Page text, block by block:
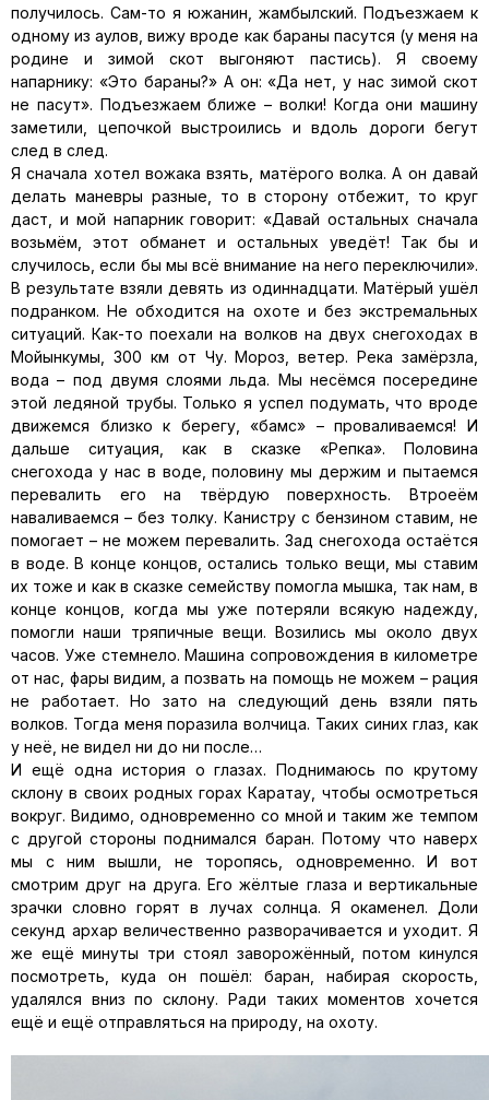
получилось. Сам-то я южанин, жамбылский. Подъезжаем к
одному из аулов, вижу вроде как бараны пасутся (у меня на
родине и зимой скот выгоняют пастись). Я своему
напарнику: «Это бараны?» А он: «Да нет, у нас зимой скот
не пасут». Подъезжаем ближе – волки! Когда они машину
заметили, цепочкой выстроились и вдоль дороги бегут
след в след.
Я сначала хотел вожака взять, матёрого волка. А он давай
делать маневры разные, то в сторону отбежит, то круг
даст, и мой напарник говорит: «Давай остальных сначала
возьмём, этот обманет и остальных уведёт! Так бы и
случилось, если бы мы всё внимание на него переключили».
В результате взяли девять из одиннадцати. Матёрый ушёл
подранком. Не обходится на охоте и без экстремальных
ситуаций. Как-то поехали на волков на двух снегоходах в
Мойынкумы, 300 км от Чу. Мороз, ветер. Река замёрзла,
вода – под двумя слоями льда. Мы несёмся посередине
этой ледяной трубы. Только я успел подумать, что вроде
движемся близко к берегу, «бамс» – проваливаемся! И
дальше ситуация, как в сказке «Репка». Половина
снегохода у нас в воде, половину мы держим и пытаемся
перевалить его на твёрдую поверхность. Втроеём
наваливаемся – без толку. Канистру с бензином ставим, не
помогает – не можем перевалить. Зад снегохода остаётся
в воде. В конце концов, остались только вещи, мы ставим
их тоже и как в сказке семейству помогла мышка, так нам, в
конце концов, когда мы уже потеряли всякую надежду,
помогли наши тряпичные вещи. Возились мы около двух
часов. Уже стемнело. Машина сопровождения в километре
от нас, фары видим, а позвать на помощь не можем – рация
не работает. Но зато на следующий день взяли пять
волков. Тогда меня поразила волчица. Таких синих глаз, как
у неё, не видел ни до ни после…
И ещё одна история о глазах. Поднимаюсь по крутому
склону в своих родных горах Каратау, чтобы осмотреться
вокруг. Видимо, одновременно со мной и таким же темпом
с другой стороны поднимался баран. Потому что наверх
мы с ним вышли, не торопясь, одновременно. И вот
смотрим друг на друга. Его жёлтые глаза и вертикальные
зрачки словно горят в лучах солнца. Я окаменел. Доли
секунд архар величественно разворачивается и уходит. Я
же ещё минуты три стоял заворожённый, потом кинулся
посмотреть, куда он пошёл: баран, набирая скорость,
удалялся вниз по склону. Ради таких моментов хочется
ещё и ещё отправляться на природу, на охоту.